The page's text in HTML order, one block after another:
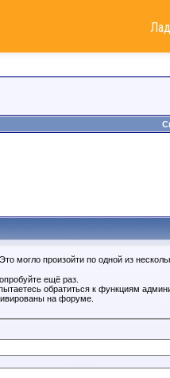
могло произойти по одной из
ещё раз.
обратиться к функциям
на форуме.